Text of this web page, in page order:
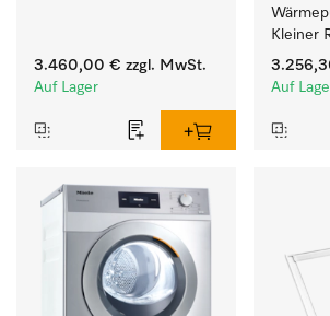
Füllgewicht 8 kg.
3.460,00 € zzgl. MwSt.
Auf Lager
Kleiner
Auf